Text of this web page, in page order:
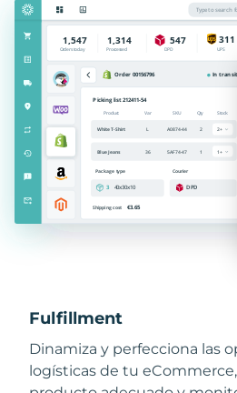
Fulfillment
Dinamiza y perfecciona las
logísticas de tu